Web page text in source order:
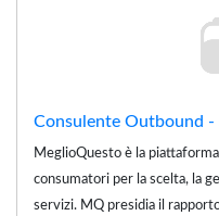
Consulente Outbound
MeglioQuesto è la
consumatori per la scelta, la
servizi. MQ presidia il